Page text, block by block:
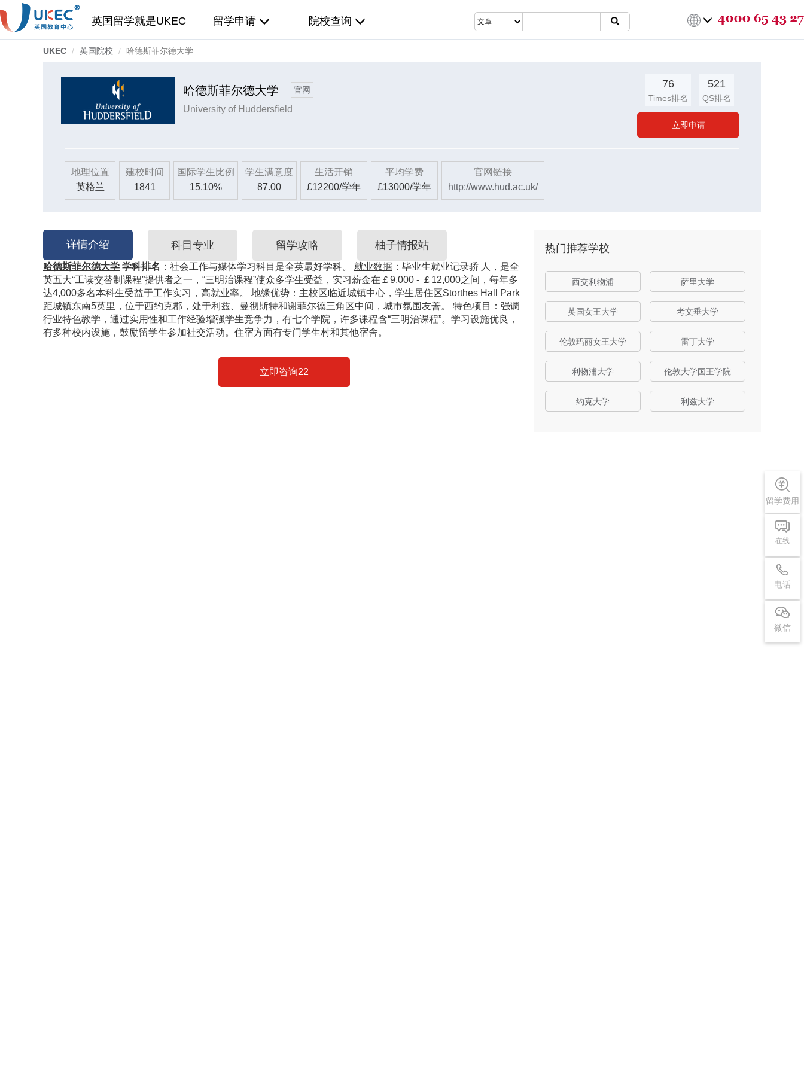
英国留学就是UKEC 留学申请 院校查询
留学费用
在线
电话
微信
UKEC 英国院校 哈德斯菲尔德大学
哈德斯菲尔德大学 官网
University of Huddersfield
76
Times排名
521
QS排名
立即申请
地理位置
英格兰
建校时间
1841
国际学生比例
15.10%
学生满意度
87.00
生活开销
£12200/学年
平均学费
£13000/学年
官网链接
http://www.hud.ac.uk/
详情介绍 科目专业 留学攻略 柚子情报站
哈德斯菲尔德大学 学科排名 ：社会工作与媒体学习科目是全英最好学科。 就业数据 ：毕业生就业记录骄 人，是全
英五大“工读交替制课程”提供者之一，“三明治课程”使众多学生受益，实习薪金在￡9,000 - ￡12,000之间，每年多
达4,000多名本科生受益于工作实习，高就业率。 地缘优势 ：主校区临近城镇中心，学生居住区Storthes Hall Park
距城镇东南5英里，位于西约克郡，处于利兹、曼彻斯特和谢菲尔德三角区中间，城市氛围友善。 特色项目
：强调
行业特色教学，通过实用性和工作经验增强学生竞争力，有七个学院，许多课程含“三明治课程”。学习设施优良，
有多种校内设施，鼓励留学生参加社交活动。住宿方面有专门学生村和其他宿舍。
立即咨询22
热门推荐学校
西交利物浦 萨里大学
英国女王大学 考文垂大学
伦敦玛丽女王大学 雷丁大学
利物浦大学 伦敦大学国王学院
约克大学 利兹大学